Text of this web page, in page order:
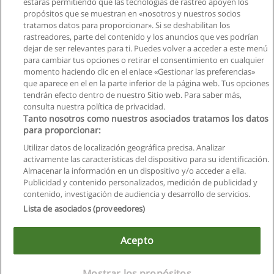
Quito
Privacidad de datos
Contactar con Educaedu
Copyright © Educaedu Business S.L. - CIF : B-95610580: -
propósitos que se muestran en «nosotros y nuestros socios
tratamos datos para proporcionar». Si se deshabilitan los
rastreadores, parte del contenido y los anuncios que ves podrían
dejar de ser relevantes para ti. Puedes volver a acceder a este menú
para cambiar tus opciones o retirar el consentimiento en cualquier
momento haciendo clic en el enlace «Gestionar las preferencias»
que aparece en el en la parte inferior de la página web. Tus opciones
tendrán efecto dentro de nuestro Sitio web. Para saber más,
consulta nuestra política de privacidad.
Tanto nosotros como nuestros asociados tratamos los datos
para proporcionar:
Utilizar datos de localización geográfica precisa. Analizar
activamente las características del dispositivo para su identificación.
Almacenar la información en un dispositivo y/o acceder a ella.
Publicidad y contenido personalizados, medición de publicidad y
contenido, investigación de audiencia y desarrollo de servicios.
Lista de asociados (proveedores)
Acepto